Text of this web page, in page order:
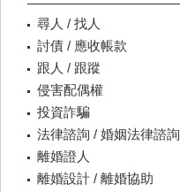
尋人 / 找人
討債 / 應收帳款
跟人 / 跟蹤
侵害配偶權
投資詐騙
法律諮詢 / 婚姻法律諮詢
離婚證人
離婚設計 / 離婚協助